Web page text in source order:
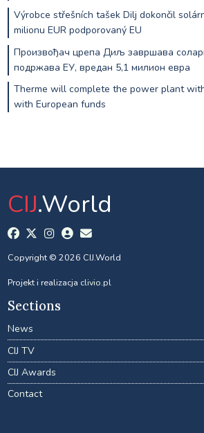
Výrobce střešních tašek Dilj dokončil
milionu EUR podporovaný EU
Произвођач црепа Диљ завршава
подржава ЕУ, вредан 5,1 милион евра
Therme will complete the power plant
with European funds
CIJ.World
Copyright © 2026 CIJ.World
Projekt i realizacja clivio.pl
Sections
News
CIJ TV
CIJ Awards
Contact